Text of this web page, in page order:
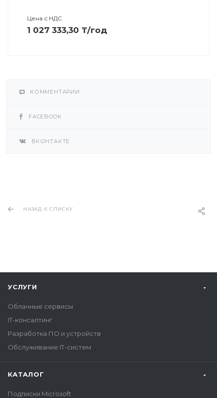
Цена с НДС
1 027 333,30 ₸/год
КОММЕНТАРИИ
FACEBOOK
ВКОНТАКТЕ
НАЗАД К СПИСКУ
УСЛУГИ
Облачные сервисы
IT-консалтинг
Разработка ПО и устройств
Обслуживание IT-систем
КАТАЛОГ
Подписки Microsoft